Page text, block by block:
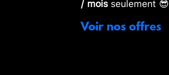
Voir nos offres